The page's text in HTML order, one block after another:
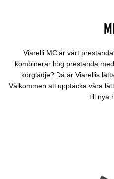
Viarelli MC är vårt
kombinerar hög prestanda
körglädje? Då är Viarellis
Välkommen att upptäcka våra
till nya